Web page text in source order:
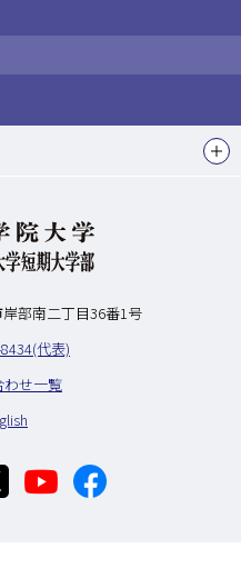
部南二丁目36番1号
代表)
わせ一覧